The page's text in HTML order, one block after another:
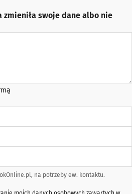
swoje dane albo nie
na potrzeby ew. kontaktu.